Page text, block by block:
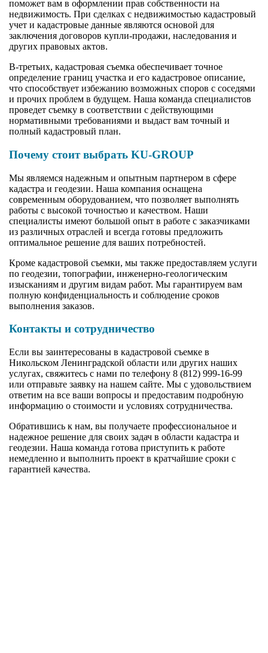
поможет вам в оформлении прав собственности на
недвижимость. При сделках с недвижимостью кадастровый
учет и кадастровые данные являются основой для
заключения договоров купли-продажи, наследования и
других правовых актов.
В-третьих, кадастровая съемка обеспечивает точное
определение границ участка и его кадастровое описание,
что способствует избежанию возможных споров с соседями
и прочих проблем в будущем. Наша команда специалистов
проведет съемку в соответствии с действующими
нормативными требованиями и выдаст вам точный и
полный кадастровый план.
Почему стоит выбрать KU-GROUP
Мы являемся надежным и опытным партнером в сфере
кадастра и геодезии. Наша компания оснащена
современным оборудованием, что позволяет выполнять
работы с высокой точностью и качеством. Наши
специалисты имеют большой опыт в работе с заказчиками
из различных отраслей и всегда готовы предложить
оптимальное решение для ваших потребностей.
Кроме кадастровой съемки, мы также предоставляем услуги
по геодезии, топографии, инженерно-геологическим
изысканиям и другим видам работ. Мы гарантируем вам
полную конфиденциальность и соблюдение сроков
выполнения заказов.
Контакты и сотрудничество
Если вы заинтересованы в кадастровой съемке в
Никольском Ленинградской области или других наших
услугах, свяжитесь с нами по телефону 8 (812) 999-16-99
или отправьте заявку на нашем сайте. Мы с удовольствием
ответим на все ваши вопросы и предоставим подробную
информацию о стоимости и условиях сотрудничества.
Обратившись к нам, вы получаете профессиональное и
надежное решение для своих задач в области кадастра и
геодезии. Наша команда готова приступить к работе
немедленно и выполнить проект в кратчайшие сроки с
гарантией качества.